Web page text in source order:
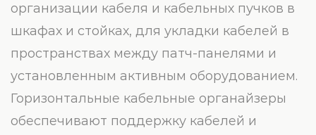
организации кабеля и кабельных пучков в
шкафах и стойках, для укладки кабелей в
пространствах между патч-панелями и
установленным активным оборудованием.
Горизонтальные кабельные органайзеры
обеспечивают поддержку кабелей и